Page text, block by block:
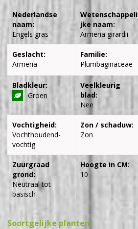
Nederlandse
naam:
Engels gras
Wetenschappeli
jke naam:
Armeria girardii
Geslacht:
Armeria
Familie:
Plumbaginaceae
Bladkleur:
Groen
Veelkleurig
blad:
Nee
Vochtigheid:
Vochthoudend-
vochtig
Zon / schaduw:
Zon
Zuurgraad
grond:
Neutraal tot
basisch
Hoogte in CM:
10
Soortgelijke planten